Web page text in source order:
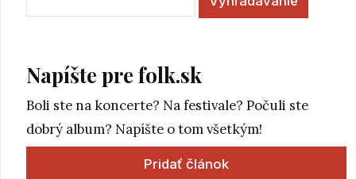
Boli ste na koncerte? Na festivale? Počuli ste
Pridať článok
Pridať akciu do kalendára